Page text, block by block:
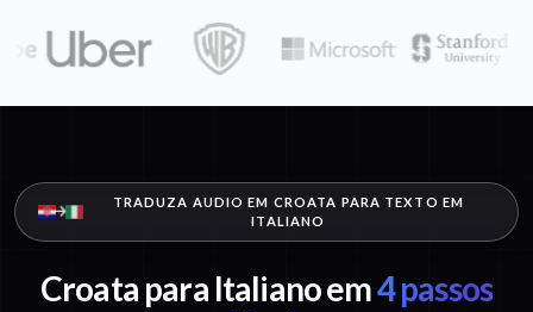
TRADUZA AUDIO EM CROATA PARA TEXTO EM
ITALIANO
Croata para Italiano em4 passos